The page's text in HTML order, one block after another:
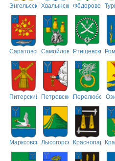
ЭнгельсскийХвалынскийФёдоровский
СаратовскийСамойловскийРтищевский
Питерский ПетровскийПерелюбский
МарксовскийЛысогорский